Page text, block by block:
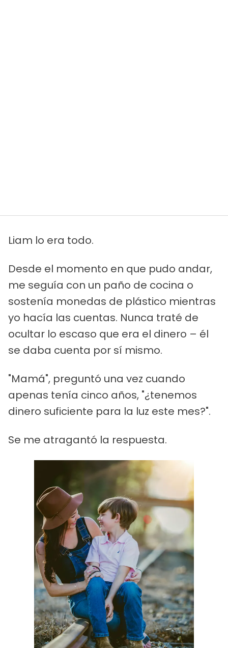
Liam lo era todo.
Desde el momento en que pudo andar,
me seguía con un paño de cocina o
sostenía monedas de plástico mientras
yo hacía las cuentas. Nunca traté de
ocultar lo escaso que era el dinero – él
se daba cuenta por sí mismo.
"Mamá", preguntó una vez cuando
apenas tenía cinco años, "¿tenemos
dinero suficiente para la luz este mes?".
Se me atragantó la respuesta.